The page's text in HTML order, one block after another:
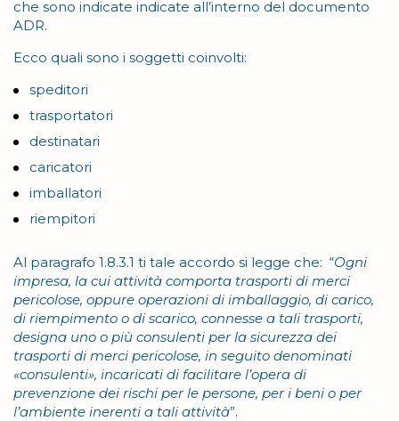
che sono indicate indicate all’interno del documento
ADR.
Ecco quali sono i soggetti coinvolti:
speditori
trasportatori
destinatari
caricatori
imballatori
riempitori
Al paragrafo 1.8.3.1 ti tale accordo si legge che: “Ogni
impresa, la cui attività comporta trasporti di merci
pericolose, oppure operazioni di imballaggio, di carico,
di riempimento o di scarico, connesse a tali trasporti,
designa uno o più consulenti per la sicurezza dei
trasporti di merci pericolose, in seguito denominati
«consulenti», incaricati di facilitare l’opera di
prevenzione dei rischi per le persone, per i beni o per
l’ambiente inerenti a tali attività”.